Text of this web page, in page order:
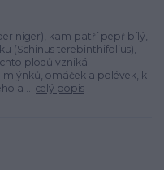
niger), kam patří pepř bílý,
(Schinus terebinthifolius),
plodů vzniká
omáček a polévek, k
a ... celý popis